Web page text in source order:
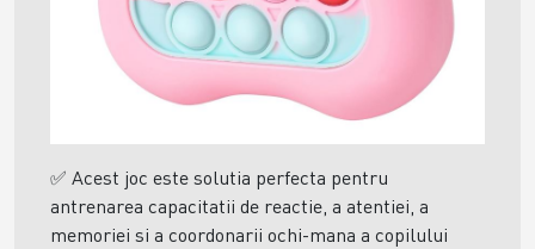
✅ Acest joc este solutia perfecta pentru
antrenarea capacitatii de reactie, a atentiei, a
memoriei si a coordonarii ochi-mana a copilului